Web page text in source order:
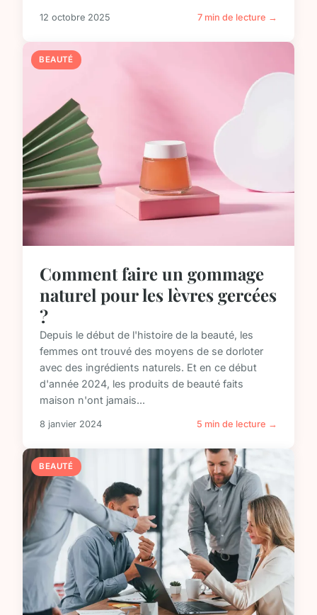
12 octobre 2025 7 min de lecture →
BEAUTÉ
Comment faire un gommage
naturel pour les lèvres gercées
?
Depuis le début de l'histoire de la beauté, les
femmes ont trouvé des moyens de se dorloter
avec des ingrédients naturels. Et en ce début
d'année 2024, les produits de beauté faits
maison n'ont jamais...
8 janvier 2024 5 min de lecture →
BEAUTÉ